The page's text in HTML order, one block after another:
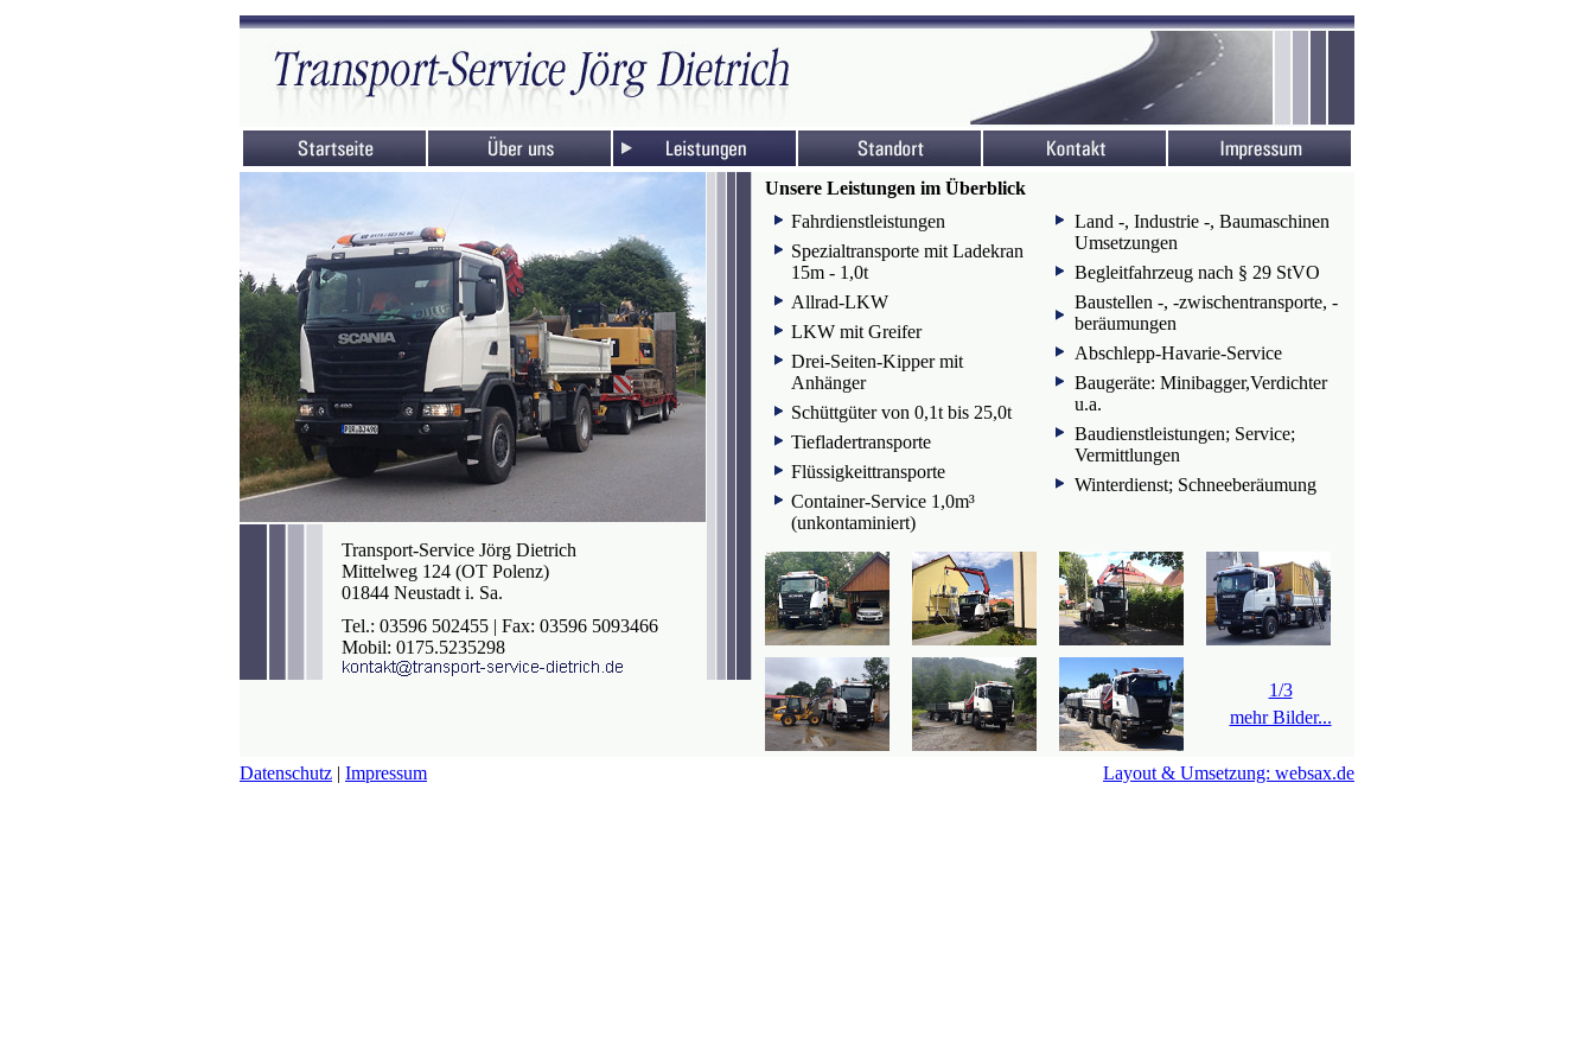
Transport-Service Jörg Dietrich
Mittelweg 124 (OT Polenz)
01844 Neustadt i. Sa.
Tel.: 03596 502455 | Fax: 03596 5093466
Mobil: 0175.5235298
Unsere Leistungen im Überblick
Fahrdienstleistungen
Spezialtransporte mit Ladekran
15m - 1,0t
Allrad-LKW
LKW mit Greifer
Drei-Seiten-Kipper mit
Anhänger
Schüttgüter von 0,1t bis 25,0t
Tiefladertransporte
Flüssigkeittransporte
Container-Service 1,0m³
(unkontaminiert)
Land -, Industrie -, Baumaschinen
Umsetzungen
Begleitfahrzeug nach § 29 StVO
Baustellen -, -zwischentransporte, -
beräumungen
Abschlepp-Havarie-Service
Baugeräte: Minibagger,Verdichter
u.a.
Baudienstleistungen; Service;
Vermittlungen
Winterdienst; Schneeberäumung
1/3
mehr Bilder...
Datenschutz | Impressum Layout & Umsetzung: websax.de